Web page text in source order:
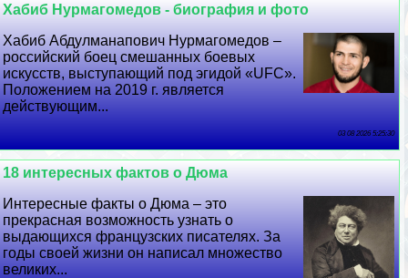
Хабиб Нурмагомедов - биография и фото
Хабиб Абдулманапович Нурмагомедов –
российский боец смешанных боевых
искусств, выступающий под эгидой «UFC».
Положением на 2019 г. является
действующим...
03 08 2026 5:25:30
18 интересных фактов о Дюма
Интересные факты о Дюма – это
прекрасная возможность узнать о
выдающихся французских писателях. За
годы своей жизни он написал множество
великих...